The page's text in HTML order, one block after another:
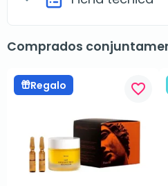
Comprados
Regalo favorite_border